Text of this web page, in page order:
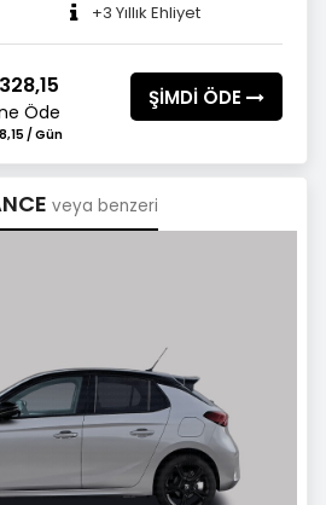
+3 Yıllık Ehliyet
Öde
/ Gün
ŞİMDİ ÖDE
veya benzeri